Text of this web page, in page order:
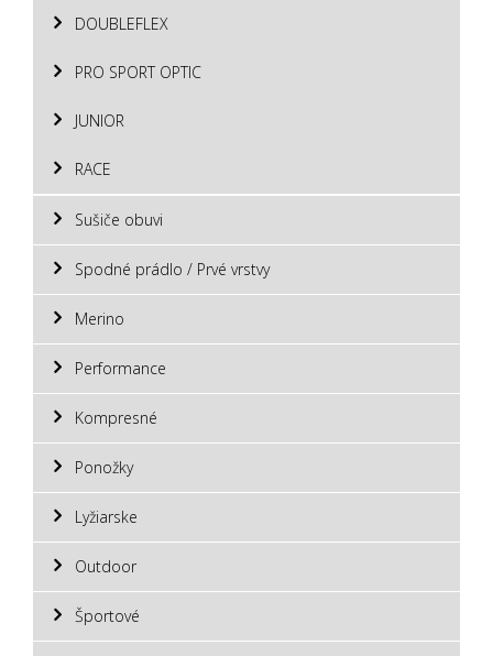
DOUBLEFLEX
PRO SPORT OPTIC
JUNIOR
RACE
Sušiče obuvi
Spodné prádlo / Prvé vrstvy
Merino
Performance
Kompresné
Ponožky
Lyžiarske
Outdoor
Športové